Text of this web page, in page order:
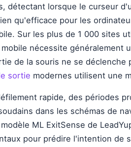
détectant lorsque le curseur
qu'efficace pour les
Sur les plus de 1 000 sites
nécessite généralement
de la souris ne se déclenche
sortie modernes utilisent une
rapide, des périodes
dans les schémas de
ML ExitSense de
pour prédire l'intention de